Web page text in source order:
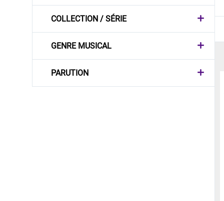
COLLECTION / SÉRIE
GENRE MUSICAL
PARUTION